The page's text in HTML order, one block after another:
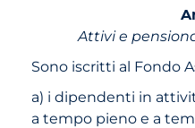
Attivi e
Sono iscritti al Fondo
a) i dipendenti in
a tempo pieno e a